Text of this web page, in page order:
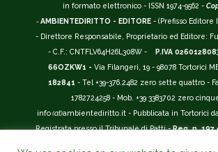
in formato elettronico - ISSN 1974-9562 -
-AMBIENTEDIRITTO - EDITORE - (Prefisso Editore
- Direttore Responsabile, Proprietario ed Editore:
- C.F.: CNTFLV64H26L308W -
P.IVA
66OZKW1 - Via Filangeri, 19 - 98078 Tortorici
182841 - Tel +39-376.2482 zero sette quattro -
1782724258 - Mob. +39 3383702 zero
info(at)ambientediritto.it - Pubblicata in Tortorici
Registrata presso il Tribunale di Patti -Reg. n.